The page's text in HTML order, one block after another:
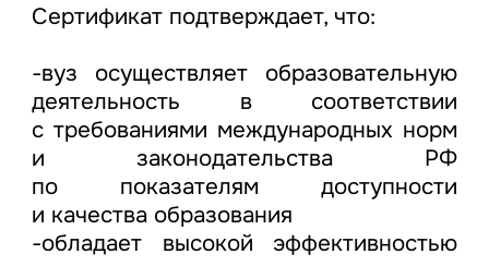
Сертификат подтверждает, что:
-вуз осуществляет образовательную
деятельность в соответствии
с требованиями международных норм
и законодательства РФ
по показателям доступности
и качества образования
-обладает высокой эффективностью